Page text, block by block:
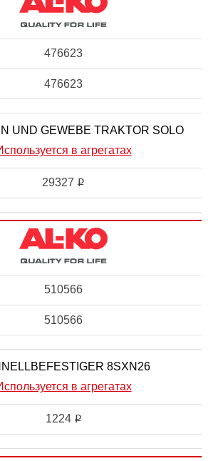
476623
476623
UND GEWEBE TRAKTOR SOLO
в агрегатах
29327 i
510566
510566
8SXN26
в агрегатах
1224 i